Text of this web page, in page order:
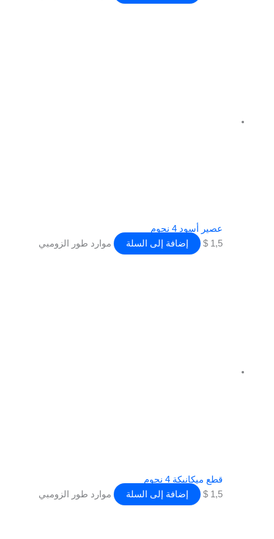
عصير أسود 4 نجوم
1,5
$ إضافة إلى السلة موارد طور الزومبي
قطع ميكانيكة 4 نجوم
1,5
$ إضافة إلى السلة موارد طور الزومبي